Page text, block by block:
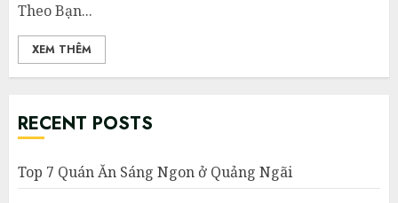
Theo Bạn...
XEM THÊM
RECENT POSTS
Top 7 Quán Ăn Sáng Ngon ở Quảng Ngãi